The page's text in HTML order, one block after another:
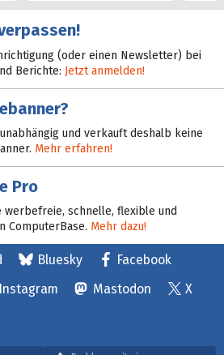
(oder einen Newsletter) bei
Berichte: Jetzt anmelden!
und verkauft deshalb keine
Mehr erfahren!
Pro
werbefreie, schnelle, flexible und
ComputerBase. Mehr dazu!
Bluesky
Facebook
Instagram Mastodon
X